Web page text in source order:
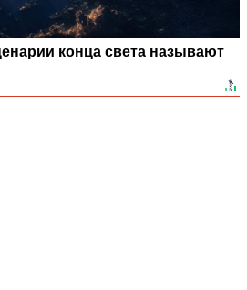
конца света называют